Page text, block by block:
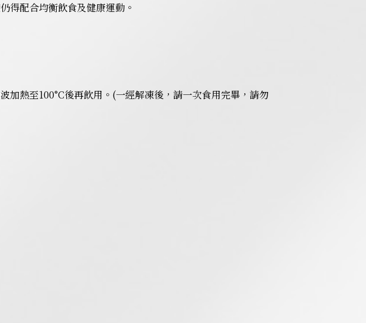
得配合均衡飲食及健康運動。
熱至100°C後再飲用。(一經解凍後，請一次食用完畢，請勿